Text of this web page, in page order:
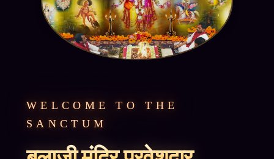
WELCOME TO THE
SANCTUM